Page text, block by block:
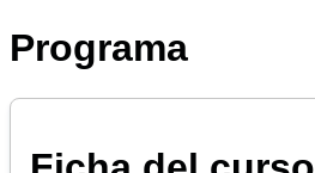
Programa